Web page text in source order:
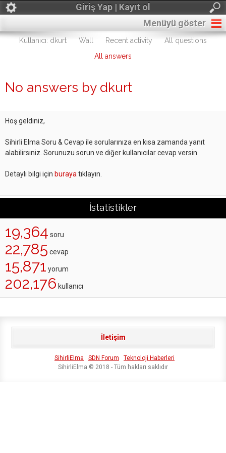
Giriş Yap | Kayıt ol
Menüyü göster
Kullanıcı: dkurt Wall Recent activity
All questions
All answers
No answers by dkurt
Hoş geldiniz,
Sihirli Elma Soru & Cevap ile sorularınıza en kısa zamanda yanıt
alabilirsiniz. Sorunuzu sorun ve diğer kullanıcılar cevap versin.
Detaylı bilgi için buraya tıklayın.
İstatistikler
19,364 soru
22,785 cevap
15,871 yorum
202,176 kullanıcı
İletişim
SihirliElma SDN Forum
Teknoloji Haberleri
SihirliElma © 2018 - Tüm hakları saklıdır